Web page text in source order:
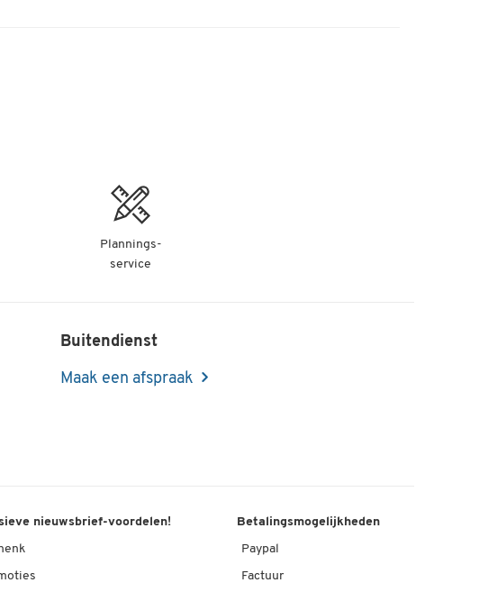
Plannings-
service
Buitendienst
Maak een afspraak
nieuwsbrief-voordelen! Betalingsmogelijkheden
Paypal
Factuur